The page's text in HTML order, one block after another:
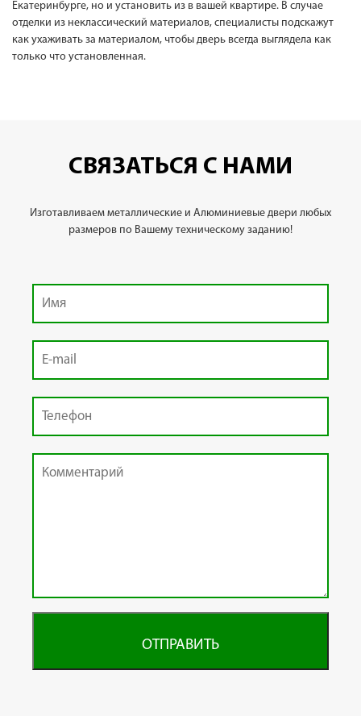
Екатеринбурге, но и установить из в вашей квартире. В случае
отделки из неклассический материалов, специалисты подскажут
как ухаживать за материалом, чтобы дверь всегда выглядела как
только что установленная.
СВЯЗАТЬСЯ С НАМИ
Изготавливаем металлические и Алюминиевые двери любых
размеров по Вашему техническому заданию!
ОТПРАВИТЬ